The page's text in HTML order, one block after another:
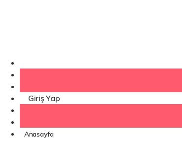
Giriş Yap
Anasayfa